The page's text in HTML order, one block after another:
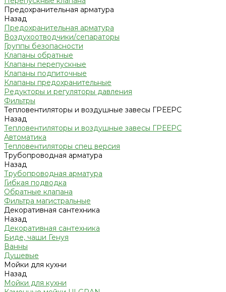
Предохранительная арматура
Назад
Предохранительная арматура
Воздухоотводчики/сепараторы
Группы безопасности
Клапаны обратные
Клапаны перепускные
Клапаны подпиточные
Клапаны предохранительные
Редукторы и регуляторы давления
Фильтры
Тепловентиляторы и воздушные завесы ГРЕЕРС
Назад
Тепловентиляторы и воздушные завесы ГРЕЕРС
Автоматика
Тепловентиляторы спец версия
Трубопроводная арматура
Назад
Трубопроводная арматура
Гибкая подводка
Обратные клапана
Фильтра магистральные
Декоративная сантехника
Назад
Декоративная сантехника
Биде, чаши Генуя
Ванны
Душевые
Мойки для кухни
Назад
Мойки для кухни